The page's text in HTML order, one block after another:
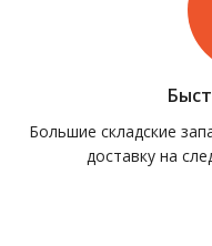
Большие складские
доставку на